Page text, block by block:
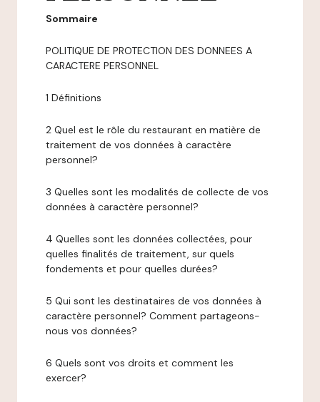
Sommaire
POLITIQUE DE PROTECTION DES DONNEES A
CARACTERE PERSONNEL
1 Définitions
2 Quel est le rôle du restaurant en matière de
traitement de vos données à caractère
personnel?
3 Quelles sont les modalités de collecte de vos
données à caractère personnel?
4 Quelles sont les données collectées, pour
quelles finalités de traitement, sur quels
fondements et pour quelles durées?
5 Qui sont les destinataires de vos données à
caractère personnel? Comment partageons-
nous vos données?
6 Quels sont vos droits et comment les
exercer?